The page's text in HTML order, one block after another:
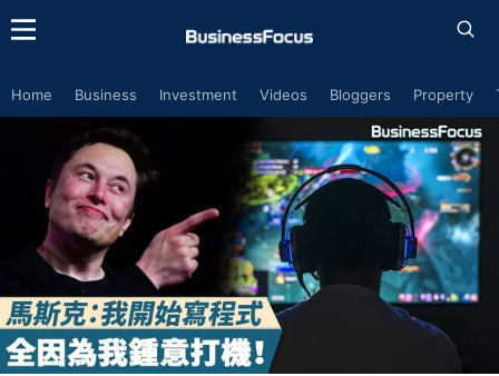
Home Business Investment Videos Bloggers Property